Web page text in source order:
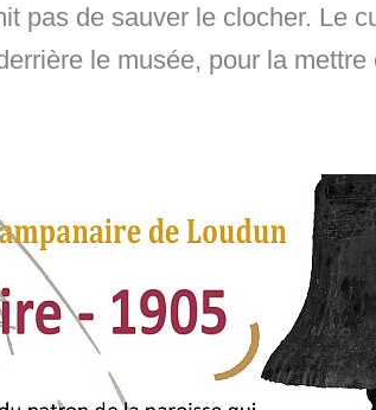
pas de sauver le clocher. Le
le musée, pour la